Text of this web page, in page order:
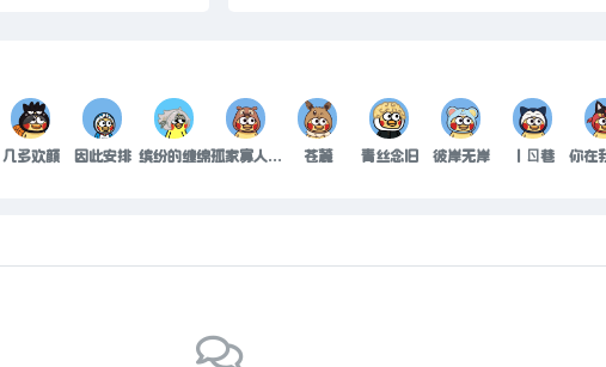
几多欢颜 因此安排 缤纷的缠绵 孤家寡人一个 苍麓 青丝念旧 彼岸无岸 丨ㄖ巷